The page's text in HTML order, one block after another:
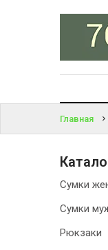
РЮКЗАКИ
АКСЕССУАРЫ
ПОРТФЕЛИ И
ДЕЛОВЫЕ
Главная
Сумки
Сумки
Рюкзаки